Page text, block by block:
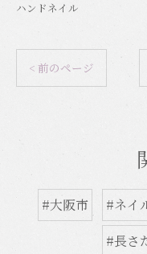
ハンドネイル
< 前のページ
#大阪市 #ネイ
#長さ